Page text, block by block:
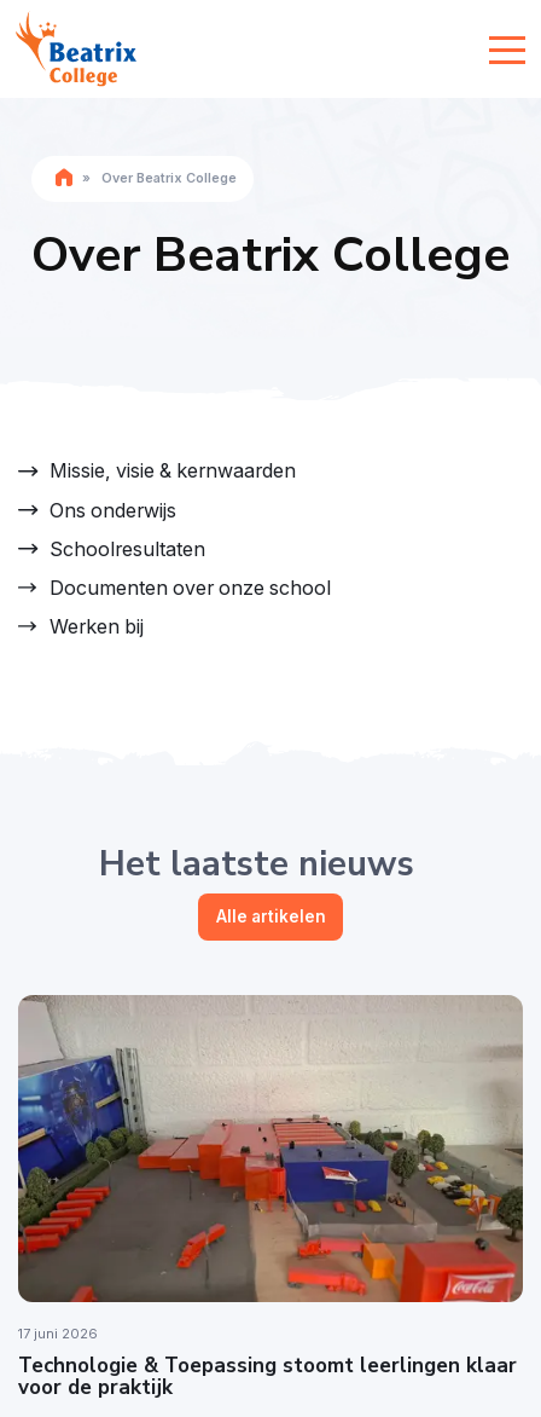
» Over Beatrix College
Over Beatrix College
Missie, visie & kernwaarden
Ons onderwijs
Schoolresultaten
Documenten over onze school
Werken bij
Het laatste nieuws
Alle artikelen
17 juni 2026
Technologie & Toepassing stoomt leerlingen klaar
voor de praktijk